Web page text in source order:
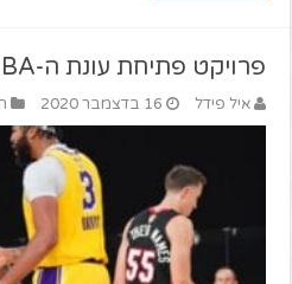
פרויקט פתיחת עונת ה-NBA. הבית הפסיפי
איל פידל 16 בדצמבר 2020